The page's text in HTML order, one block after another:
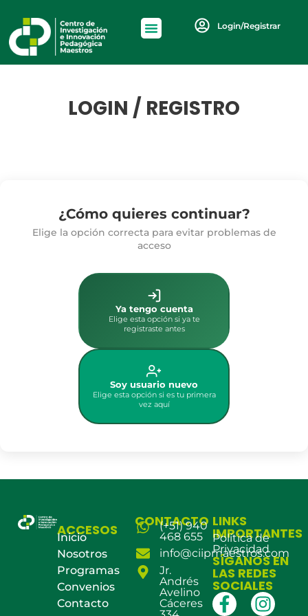
Login/Registrar
LOGIN / REGISTRO
¿Cómo quieres continuar?
Elige la opción correcta para evitar problemas de
acceso
Ya tengo cuenta
Elige esta opción si ya te
registraste antes
Soy usuario nuevo
Elige esta opción si es tu primera
vez aquí
ACCESOS
Inicio
Nosotros
Programas
Convenios
Contacto
CONTACTO
(+51) 940
468 655
info@ciipmaestros.com
Jr.
Andrés
Avelino
Cáceres
LINKS
IMPORTANTES
Política de
Privacidad
SÍGANOS EN
LAS REDES
SOCIALES